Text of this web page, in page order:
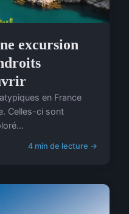
excursion
en France
Celles-ci sont
4 min de lecture →